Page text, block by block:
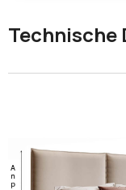
Technische